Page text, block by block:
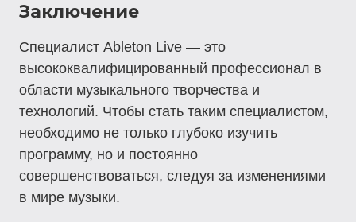
Заключение
Специалист Ableton Live — это
высококвалифицированный профессионал в
области музыкального творчества и
технологий. Чтобы стать таким специалистом,
необходимо не только глубоко изучить
программу, но и постоянно
совершенствоваться, следуя за изменениями
в мире музыки.